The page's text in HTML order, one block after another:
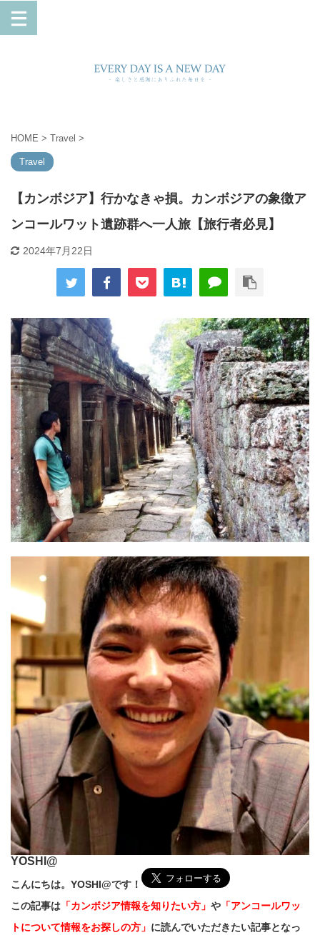
HOME > Travel >
Travel
【カンボジア】行かなきゃ損。カンボジアの象徴ア
ンコールワット遺跡群へ一人旅【旅行者必見】
2024年7月22日
YOSHI@
こんにちは。YOSHI@です！
この記事は 「カンボジア情報を知りたい方」 や 「アンコールワッ
トについて情報をお探しの方」 に読んでいただきたい記事となっ